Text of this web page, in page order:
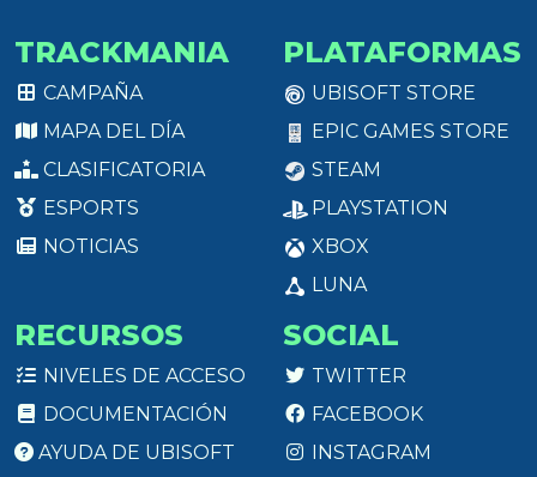
TRACKMANIA
CAMPAÑA
MAPA DEL DÍA
CLASIFICATORIA
ESPORTS
NOTICIAS
PLATAFORMAS
UBISOFT STORE
EPIC GAMES STORE
STEAM
PLAYSTATION
XBOX
LUNA
RECURSOS
NIVELES DE ACCESO
DOCUMENTACIÓN
AYUDA DE UBISOFT
SOCIAL
TWITTER
FACEBOOK
INSTAGRAM